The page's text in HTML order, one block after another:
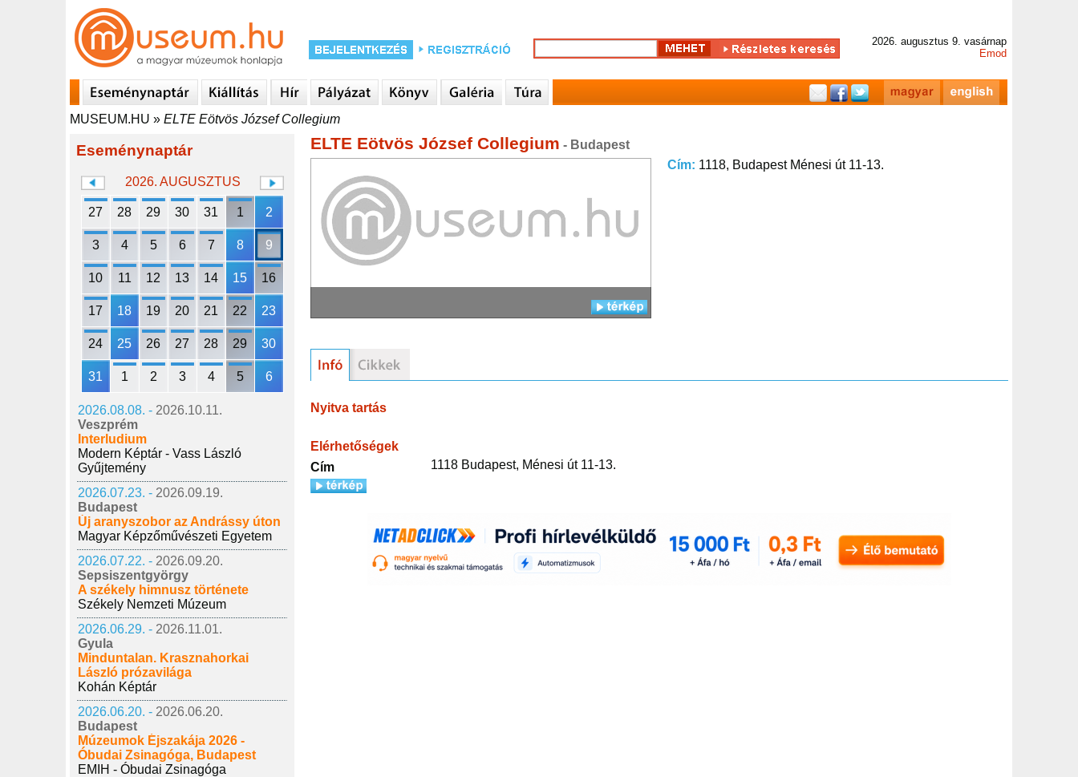
2026. augusztus 9. vasárnap
Emod
MUSEUM.HU » ELTE Eötvös József Collegium
Eseménynaptár
2026. AUGUSZTUS
27 28 29 30 31 1 2
3 4 5 6 7 8 9
10 11 12 13 14 15 16
17 18 19 20 21 22 23
24 25 26 27 28 29 30
31 1 2 3 4 5 6
2026.08.08. - 2026.10.11.
Veszprém
Interludium
Modern Képtár - Vass László
Gyűjtemény
2026.07.23. - 2026.09.19.
Budapest
Új aranyszobor az Andrássy úton
Magyar Képzőművészeti Egyetem
2026.07.22. - 2026.09.20.
Sepsiszentgyörgy
A székely himnusz története
Székely Nemzeti Múzeum
2026.06.29. - 2026.11.01.
Gyula
Minduntalan. Krasznahorkai
László prózavilága
Kohán Képtár
2026.06.20. - 2026.06.20.
Budapest
Múzeumok Éjszakája 2026 -
Óbudai Zsinagóga, Budapest
EMIH - Óbudai Zsinagóga
ELTE Eötvös József Collegium - Budapest
Cím: 1118, Budapest Ménesi út 11-13.
Nyitva tartás
Elérhetőségek
Cím
1118 Budapest, Ménesi út 11-13.